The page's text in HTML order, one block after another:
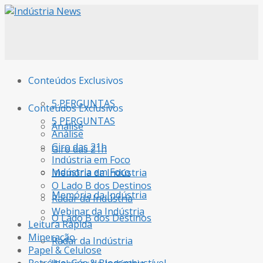
Conteúdos Exclusivos
5 PERGUNTAS
Análise
Giro das 21h
Indústria em Foco
Memória da Indústria
O Lado B dos Destinos
Radar da Indústria
Conteúdos Exclusivos
5 PERGUNTAS
Análise
Giro das 21h
Indústria em Foco
Memória da Indústria
O Lado B dos Destinos
Radar da Indústria
Webinar da Indústria
Leitura Rápida
Mineração
Papel & Celulose